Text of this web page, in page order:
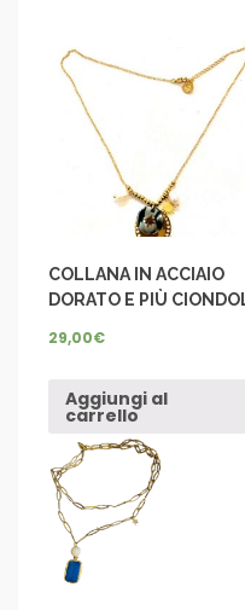
COLLANA IN ACCIAIO
DORATO E PIÙ
29,00€
Aggiungi al
carrello